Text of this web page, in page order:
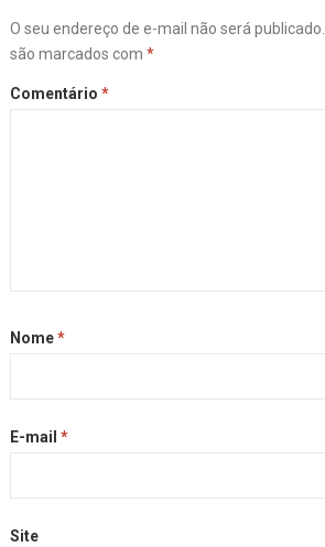
O seu endereço de e-mail não será publicado.
são marcados com *
Comentário *
Nome*
E-mail *
Site